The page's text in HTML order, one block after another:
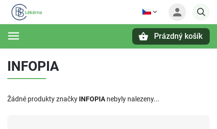
Prázdný košík
INFOPIA
Žádné produkty značky INFOPIA nebyly nalezeny...